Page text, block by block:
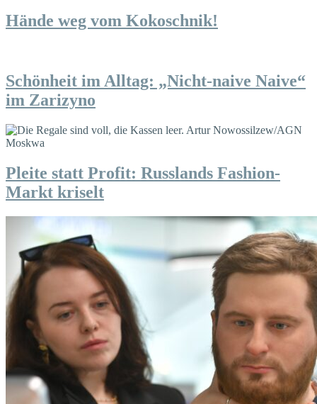
Hände weg vom Kokoschnik!
Schönheit im Alltag: „Nicht-naive Naive“
im Zarizyno
Pleite statt Profit: Russlands Fashion-
Markt kriselt